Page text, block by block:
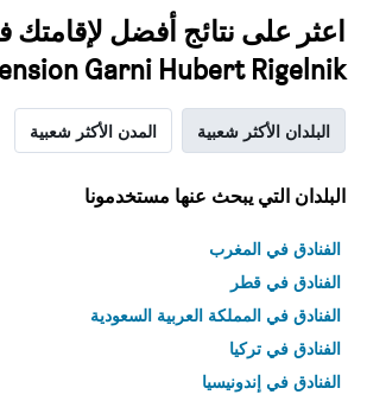
اعثر على نتائج أفضل لإقامتك
Garni Hubert Rigelnik
البلدان الأكثر شعبية المدن الأكثر شعبية
البلدان التي يبحث عنها مستخدمونا
الفنادق في المغرب
الفنادق في قطر
الفنادق في المملكة العربية السعودية
الفنادق في تركيا
الفنادق في إندونيسيا